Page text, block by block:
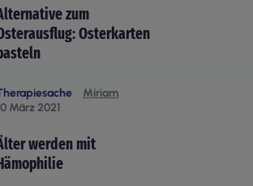
zum
Osterkarten
Miriam
März 2021
werden mit